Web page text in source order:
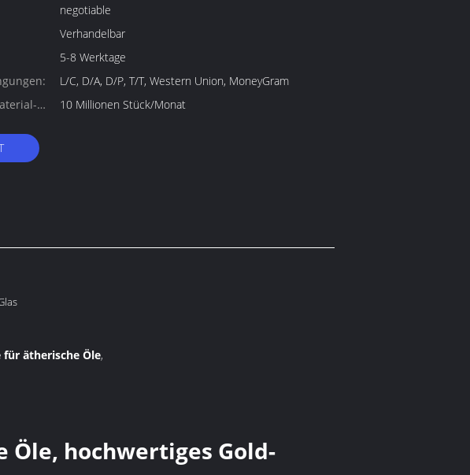
negotiable
Verhandelbar
5-8 Werktage
L/C, D/A, D/P, T/T, Western Union, MoneyGram
10 Millionen Stück/Monat
für ätherische Öle,
Öle, hochwertiges Gold-